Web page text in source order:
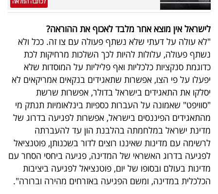
לישראל אין מוצא אחר מלבד לאכוף את ההוראה?
"לא עולה על דעתי שלא נשתף פעולה עם צו זה. ככל ולא
נשתף פעולה, עלולות להיות לכך השלכות מרחיקות לכת
כדוגמת סנקציות כלכליות ואף פליליות על המוסדות שלא
יפעלו על פי הצו, אפשרות שתאגידים בנקאים אמריקאים לא
יסלקו את התאגידים בישראל בדולר, אפשרות שרשת
"סוויפט" שאמונה על העברות כספיות בינלאומיות תנתק מי
מהתאגידים הפיננסים בישראל, אפשרות לפגיעה בדרוג של
מדינת ישראל במלחמתה בהלבנת הון עד להעברתה
לרשימה עם מדינות שאיננו רוצים לדור בשכנותן, פוטנציאל
לפגיעה בדרוג האשראי של המדינה, פגיעה ביחסי הסחר עם
מדינות בעולם ובסופו של יום, פוטנציאל לפגיעה ביציבות
הכלכלית במדינה, ומשם הפגיעה באזרחים מהירה וברורה".